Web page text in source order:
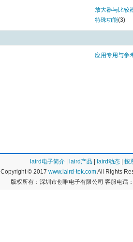
放大器与比较
特殊功能(3)
应用专用与参
laird电子简介 laird产品 laird动态
按
Copyright © 2017 www.laird-tek.comAll Rights
版权所有：深圳市创唯电子有限公司 客服电话